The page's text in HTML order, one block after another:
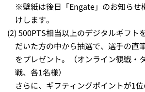
※壁紙は後日「Engate」のお知らせ
けします。
(2) 500PTS相当以上のデジタルギフト
だいた方の中から抽選で、選手の直
をプレゼント。（オンライン観戦・
戦、各1名様）
さらに、ギフティングポイントが1